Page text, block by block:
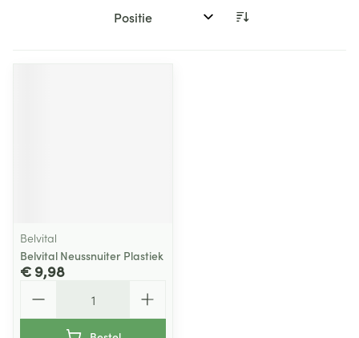
Sorteer op:
Belvital
Belvital Neussnuiter Plastiek
€ 9,98